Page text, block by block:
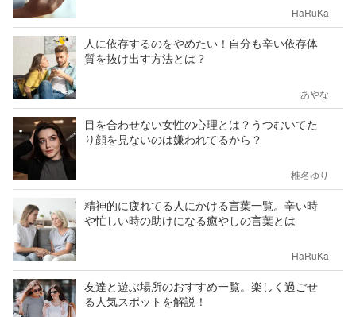
HaRuKa
人に依存するのをやめたい！自分も辛い依存体
質を抜け出す方法とは？
あやな
目を合わせない女性の心理とは？うつむいてた
り顔を見ないのは嫌われてるから？
椎名ゆり
精神的に疲れてる人にかける言葉一覧。辛い時
や忙しい時の助けになる癒やしの言葉とは
HaRuKa
友達と遊ぶ場所のおすすめ一覧。楽しく過ごせ
る人気スポットを解説！